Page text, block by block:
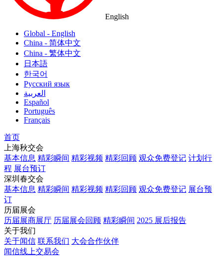
English
Global - English
China - 简体中文
China - 繁体中文
日本語
한국어
Русский язык
العربية
Español
Português
Français
首页
上海秋交会
基本信息 精彩瞬间 精彩视频 精彩回顾 观众免费登记 计划行
程 展台预订
深圳春交会
基本信息 精彩瞬间 精彩视频 精彩回顾 观众免费登记 展台预
订
历届展会
历届展商展厅 历届展会回顾 精彩瞬间 2025 展后报告
关于我们
关于闻信 联系我们 大会合作伙伴
闻信线上交易会